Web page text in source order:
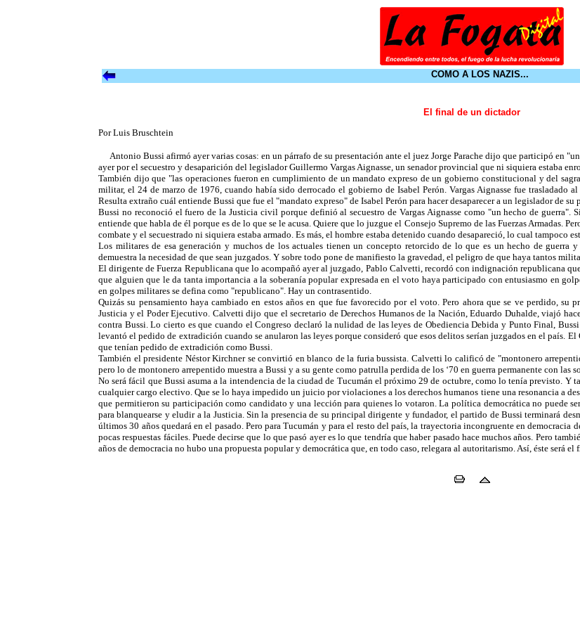
COMO A LOS NAZIS...
El final de un dictador
Por Luis Bruschtein
Antonio Bussi afirmó ayer varias cosas: en un párrafo de su presentación ante el juez Jorge Parache dijo que participó en
ayer por el secuestro y desaparición del legislador Guillermo Vargas Aignasse, un senador provincial que ni siquiera estaba
También dijo que "las operaciones fueron en cumplimiento de un mandato expreso de un gobierno constitucional y del
militar, el 24 de marzo de 1976, cuando había sido derrocado el gobierno de Isabel Perón. Vargas Aignasse fue
Resulta extraño cuál entiende Bussi que fue el "mandato expreso" de Isabel Perón para hacer desaparecer a un legislador de su
Bussi no reconoció el fuero de la Justicia civil porque definió al secuestro de Vargas Aignasse como "un hecho de guerra".
entiende que habla de él porque es de lo que se le acusa. Quiere que lo juzgue el Consejo Supremo de las Fuerzas Armadas.
combate y el secuestrado ni siquiera estaba armado. Es más, el hombre estaba detenido cuando desapareció, lo cual tampoco
Los militares de esa generación y muchos de los actuales tienen un concepto retorcido de lo que es un hecho de guerra
demuestra la necesidad de que sean juzgados. Y sobre todo pone de manifiesto la gravedad, el peligro de que haya tantos
El dirigente de Fuerza Republicana que lo acompañó ayer al juzgado, Pablo Calvetti, recordó con indignación republicana
que alguien que le da tanta importancia a la soberanía popular expresada en el voto haya participado con entusiasmo en
en golpes militares se defina como "republicano". Hay un contrasentido.
Quizás su pensamiento haya cambiado en estos años en que fue favorecido por el voto. Pero ahora que se ve perdido, su
Justicia y el Poder Ejecutivo. Calvetti dijo que el secretario de Derechos Humanos de la Nación, Eduardo Duhalde, viajó
contra Bussi. Lo cierto es que cuando el Congreso declaró la nulidad de las leyes de Obediencia Debida y Punto Final,
levantó el pedido de extradición cuando se anularon las leyes porque consideró que esos delitos serían juzgados en el país.
que tenían pedido de extradición como Bussi.
También el presidente Néstor Kirchner se convirtió en blanco de la furia bussista. Calvetti lo calificó de "montonero
pero lo de montonero arrepentido muestra a Bussi y a su gente como patrulla perdida de los ‘70 en guerra permanente con las
No será fácil que Bussi asuma a la intendencia de la ciudad de Tucumán el próximo 29 de octubre, como lo tenía previsto. Y
cualquier cargo electivo. Que se lo haya impedido un juicio por violaciones a los derechos humanos tiene una resonancia a
que permitieron su participación como candidato y una lección para quienes lo votaron. La política democrática no puede
para blanquearse y eludir a la Justicia. Sin la presencia de su principal dirigente y fundador, el partido de Bussi terminará
últimos 30 años quedará en el pasado. Pero para Tucumán y para el resto del país, la trayectoria incongruente en democracia
pocas respuestas fáciles. Puede decirse que lo que pasó ayer es lo que tendría que haber pasado hace muchos años. Pero
años de democracia no hubo una propuesta popular y democrática que, en todo caso, relegara al autoritarismo. Así, éste será